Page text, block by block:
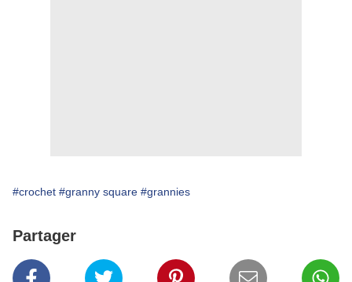
#crochet #granny square #grannies
Partager